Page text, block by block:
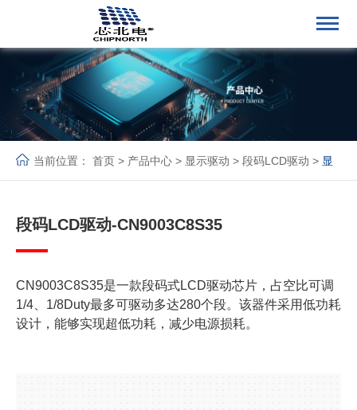
当前位置： 首页 > 产品中心 > 显示驱动 > 段码LCD驱动 > 显
段码LCD驱动-CN9003C8S35
CN9003C8S35是一款段码式LCD驱动芯片，占空比可调
1/4、1/8Duty最多可驱动多达280个段。该器件采用低功耗
设计，能够实现超低功耗，减少电源损耗。